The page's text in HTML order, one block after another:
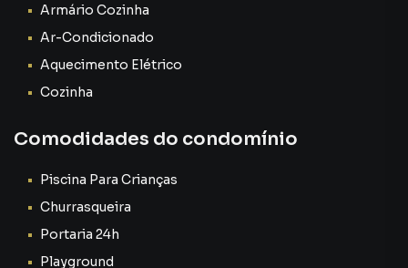
A sala é perfeita para criar momentos especiais em
família, assistir filmes, receber amigos ou simplesmente
Os quartos oferecem conforto e privacidade, enquanto a
das regiões que mais crescem em Volta Redonda, próximo
aos principais pontos da cidade e com grande potencial de
valorização imobiliária. 📈
Esse apartamento no Jardim Mariana Rubi é exatamente
Armário Cozinha
Ar-Condicionado
Aquecimento Elétrico
Cozinha
Comodidades do condomínio
Piscina Para Crianças
Churrasqueira
Portaria 24h
Playground